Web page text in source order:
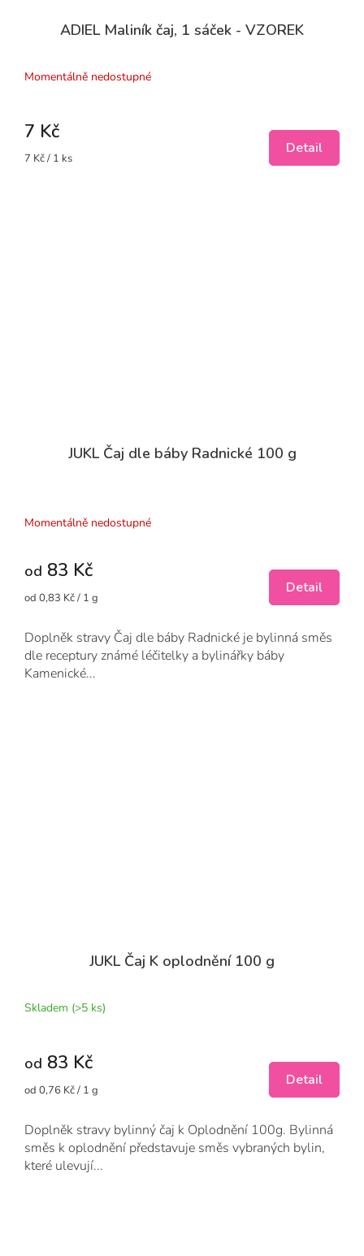
ADIEL Maliník čaj, 1 sáček - VZOREK
Momentálně nedostupné
7 Kč
Měrná
7 Kč / 1 ks
Detail
JUKL Čaj dle báby Radnické 100 g
produktu
z
hvězdiček.
Momentálně nedostupné
od 83 Kč
Měrná
od 0,83 Kč / 1 g
Detail
Doplněk stravy Čaj dle báby Radnické je bylinná směs
dle receptury známé léčitelky a bylinářky báby
Kamenické...
JUKL Čaj K oplodnění 100 g
Skladem (>5 ks)
od 83 Kč
Měrná
od 0,76 Kč / 1 g
Detail
Doplněk stravy bylinný čaj k Oplodnění 100g. Bylinná
směs k oplodnění představuje směs vybraných bylin,
které ulevují...